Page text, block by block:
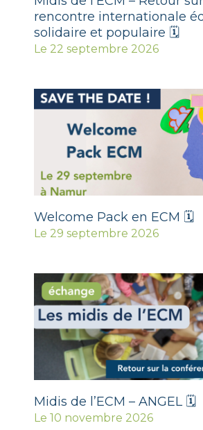
rencontre internationale
solidaire et populaire 🗓
Le 22 septembre 2026
Welcome Pack en ECM 🗓
Le 29 septembre 2026
Midis de l’ECM – ANGEL 🗓
Le 10 novembre 2026